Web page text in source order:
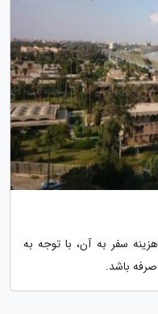
سفر به آن، با توجه به
باشد.